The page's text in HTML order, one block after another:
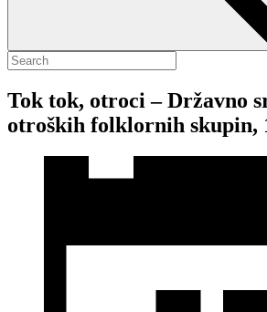
Tok tok, otroci – Državno
otroških folklornih skupin,